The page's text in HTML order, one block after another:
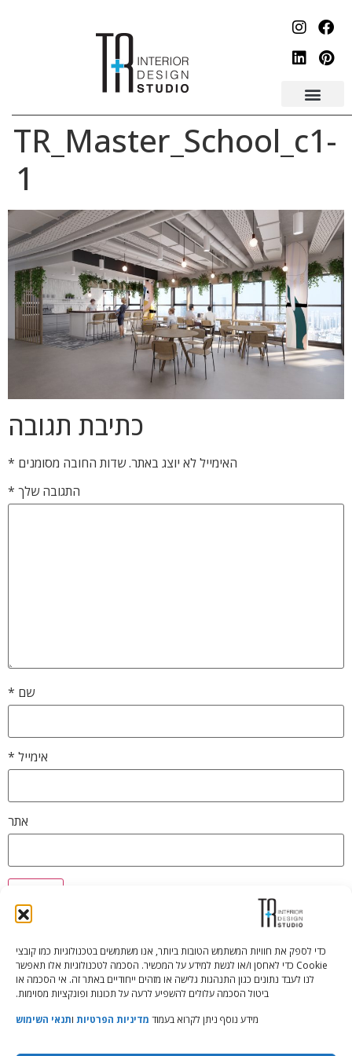
כדי לספק את חוויות המשתמש הטובות ביותר, אנו משתמשים בטכנולוגיות כמו קובצי
Cookie כדי לאחסן ו/או לגשת למידע על המכשיר. הסכמה לטכנולוגיות אלו תאפשר
לנו לעבד נתונים כגון התנהגות גלישה או מזהים ייחודיים באתר זה. אי הסכמה או
ביטול הסכמה עלולים להשפיע לרעה על תכונות ופונקציות מסוימות.
מידע נוסף ניתן לקרוא בעמוד מדיניות הפרטיות ותנאי השימוש
TR_Master_School_c1-
1
כתיבת תגובה
האימייל לא יוצג באתר.שדות החובה מסומנים *
התגובה שלך *
שם *
אימייל *
אתר
Tali Shenfeld:052.620.2446
tali@TRstudio.co.il